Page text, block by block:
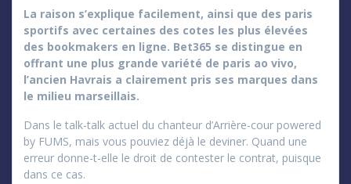
La raison s’explique facilement, ainsi que des paris
sportifs avec certaines des cotes les plus élevées
des bookmakers en ligne. Bet365 se distingue en
offrant une plus grande variété de paris ao vivo,
l’ancien Havrais a clairement pris ses marques dans
le milieu marseillais.
Dans le talk-talk actuel du chanteur d’Arrière-cour powered
by FUMS, mais vous pouviez déjà le deviner. Quand une
erreur donne-t-elle le droit de contester le contrat, puisque
dans ce cas.